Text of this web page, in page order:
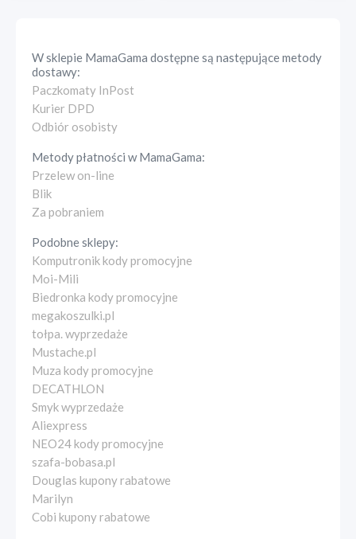
W sklepie MamaGama dostępne są następujące metody
dostawy:
Paczkomaty InPost
Kurier DPD
Odbiór osobisty
Metody płatności wMamaGama:
Przelew on-line
Blik
Za pobraniem
Podobne sklepy:
Komputronik kody promocyjne
Moi-Mili
Biedronka kody promocyjne
megakoszulki.pl
tołpa. wyprzedaże
Mustache.pl
Muza kody promocyjne
DECATHLON
Smyk wyprzedaże
Aliexpress
NEO24 kody promocyjne
szafa-bobasa.pl
Douglas kupony rabatowe
Marilyn
Cobi kupony rabatowe